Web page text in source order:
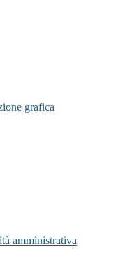
grafica
amministrativa